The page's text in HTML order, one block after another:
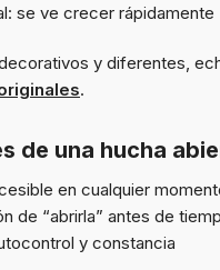
se ve crecer rápidamente
y diferentes,
.
de una hucha
en cualquier
de “abrirla” antes de
y constancia